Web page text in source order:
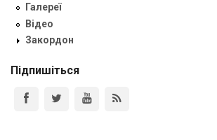
Галереї
Відео
Закордон
Підпишіться